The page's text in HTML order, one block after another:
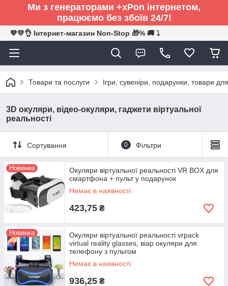
Ми з генераторами +xPon інтернетом,
працюємо без збоїв 24/7!
💙💛👌 Інтернет-магазин Non-Stop 🎁% 🚚 ⤵
Товари та послуги Ігри, сувеніри, подарунки, товари
3D окуляри, відео-окуляри, гаджети віртуальної
реальності
Сортування 0 Фільтри
Новинка
Окуляри віртуальної реальності VR BOX для
смартфона + пульт у подарунок
Немає в наявності
423,75 ₴
Новинка
Окуляри віртуальної реальності vrpack
virtual reality glasses, віар окуляри для
телефону з пультом
Немає в наявності
936,25 ₴